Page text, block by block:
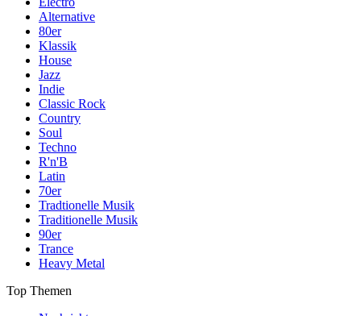
Alternative
80er
Klassik
House
Jazz
Indie
Classic Rock
Country
Soul
Techno
R'n'B
Latin
70er
Tradtionelle Musik
Traditionelle Musik
90er
Trance
Heavy Metal
Top Themen